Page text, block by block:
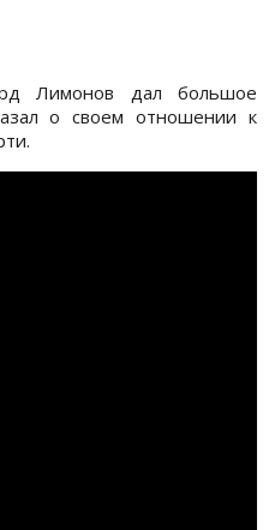
Лимонов дал большое
о своем отношении к